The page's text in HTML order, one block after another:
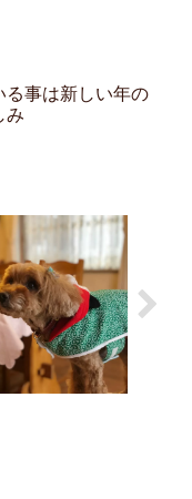
る事は新しい年の
み